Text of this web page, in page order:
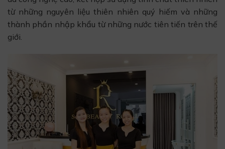
từ những nguyên liệu thiên nhiên quý hiếm và những
thành phần nhập khẩu từ những nước tiên tiến trên thế
giới.